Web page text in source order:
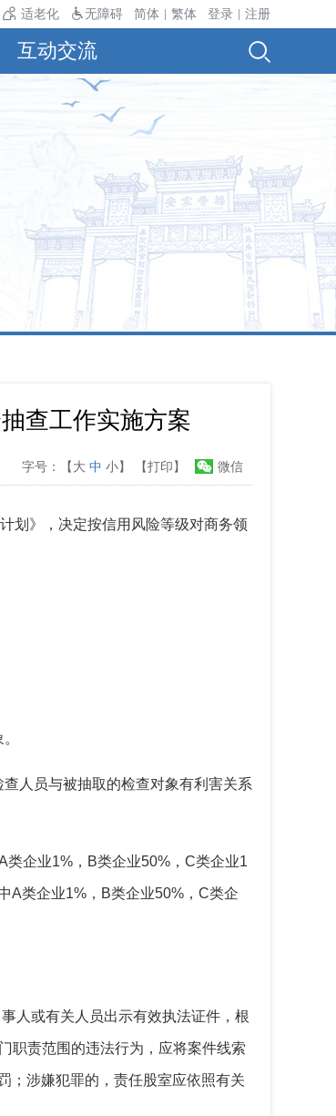
适老化 无障碍 简体 繁体 登录 注册
互动交流
查工作实施方案
微信
字号：【大 中 小】 【打印】
划》 ，决定按信用风险等级对商务领
人员与被抽取的检查对象有利害关系
类企业1% ， B类企业50% ， C类企业1
A类企业1% ， B类企业50% ， C类企
人或有关人员出示有效执法证件，根
职责范围的违法行为，应将案件线索
；涉嫌犯罪的，责任股室应依照有关